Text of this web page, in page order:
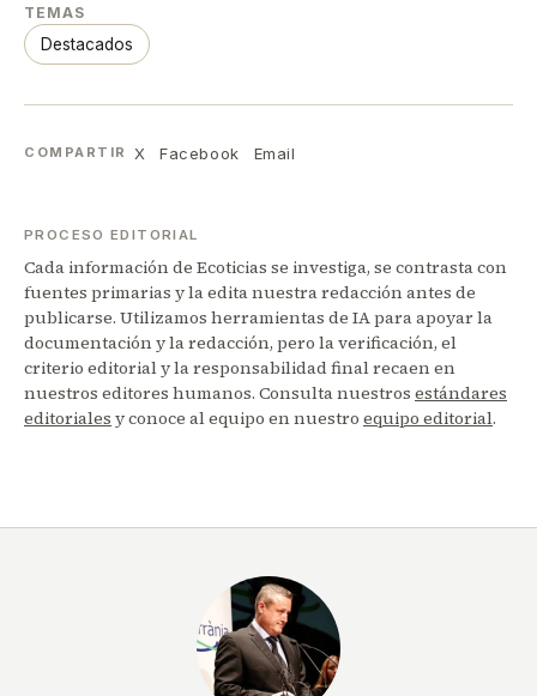
TEMAS
Destacados
COMPARTIR X Facebook Email
PROCESO EDITORIAL
Cada información de Ecoticias se investiga, se contrasta con
fuentes primarias y la edita nuestra redacción antes de
publicarse. Utilizamos herramientas de IA para apoyar la
documentación y la redacción, pero la verificación, el
criterio editorial y la responsabilidad final recaen en
nuestros editores humanos. Consulta nuestros estándares
editoriales y conoce al equipo en nuestro equipo editorial.